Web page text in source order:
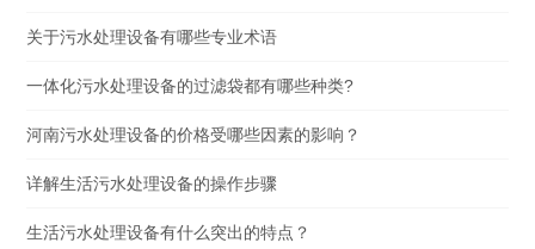
关于污水处理设备有哪些专业术语
一体化污水处理设备的过滤袋都有哪些种类?
河南污水处理设备的价格受哪些因素的影响？
详解生活污水处理设备的操作步骤
生活污水处理设备有什么突出的特点？